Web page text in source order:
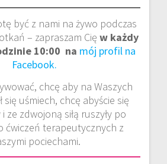
być z nami na żywo podczas
– zapraszam Cię w każdy
10:00 na mój profil na
Facebook.
chcę aby na Waszych
się uśmiech, chcę abyście się
ze zdwojoną siłą ruszyły po
ćwiczeń terapeutycznych z
pociechami.